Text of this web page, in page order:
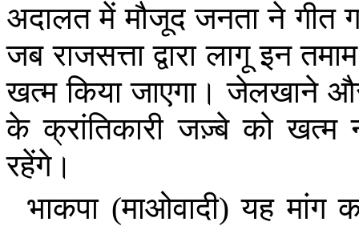
अदालत में मौजूद जनता ने गीत
जब राजसत्ता द्वारा लागू इन तमाम
खत्म किया जाएगा। जेलखाने
के क्रांतिकारी जज़्बे को खत्म
रहेंगे।
भाकपा(माओवादी)यह मांग